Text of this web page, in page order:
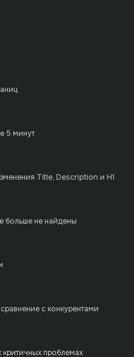
5 минут
Title, Description и H1
больше не найдены
с конкурентами
проблемах